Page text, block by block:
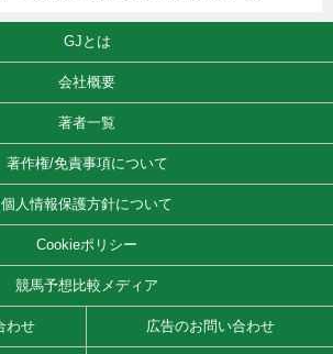
GJとは
会社概要
著者一覧
著作権/免責事項について
個人情報保護方針について
Cookieポリシー
競馬予想比較メディア
わせ 広告のお問い合わせ